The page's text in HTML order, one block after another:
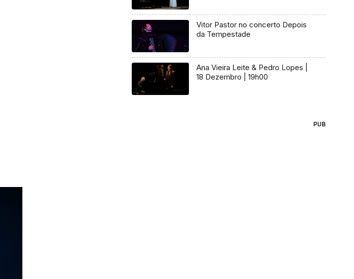
Vitor Pastor no concerto Depois
da Tempestade
Ana Vieira Leite & Pedro Lopes |
18 Dezembro | 19h00
PUB